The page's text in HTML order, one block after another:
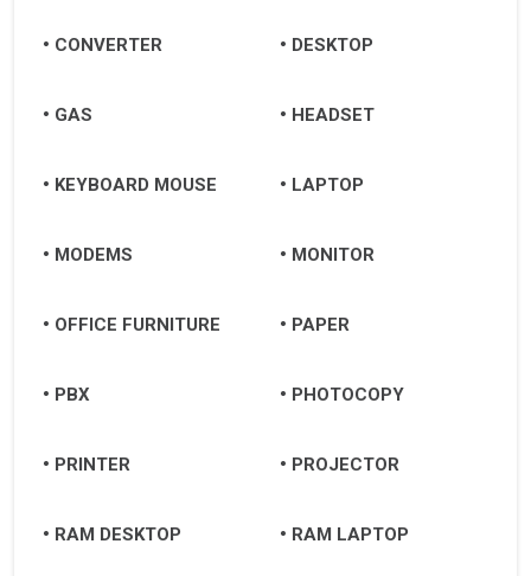
CONVERTER DESKTOP
GAS HEADSET
KEYBOARD MOUSE LAPTOP
MODEMS MONITOR
OFFICE FURNITURE PAPER
PBX PHOTOCOPY
PRINTER PROJECTOR
RAM DESKTOP RAM LAPTOP